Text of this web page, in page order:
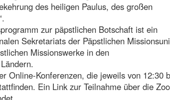
des heiligen Paulus, des großen
zur päpstlichen Botschaft ist ein
Sekretariats der Päpstlichen
Missionswerke in den
Online-Konferenzen, die jeweils von 12:30
Ein Link zur Teilnahme über die